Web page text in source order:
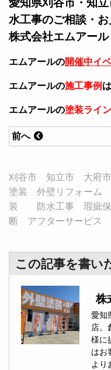
愛知県刈谷市・知
水工事のご相談・
株式会社エムアール
エムアールの開催中イ
エムアールの施工事例
エムアールの塗装ライ
前へ
刈谷市 知立市 大府
塗装 外壁リフォーム
装 防水工事 瑕疵保
断 アフターサービス
この記事を書い
株
愛知
店。
様に
はお
より